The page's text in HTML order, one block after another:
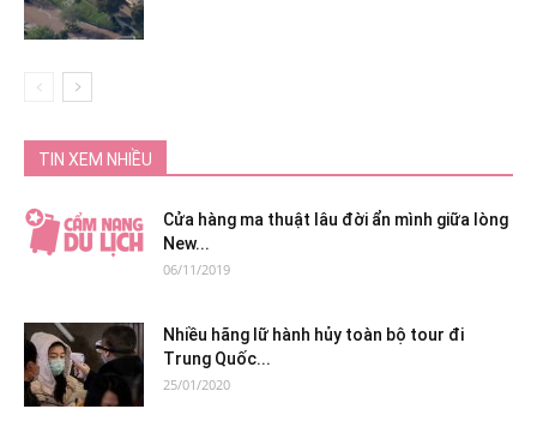
TIN XEM NHIỀU
Cửa hàng ma thuật lâu đời ẩn mình giữa lòng
New...
06/11/2019
Nhiều hãng lữ hành hủy toàn bộ tour đi
Trung Quốc...
25/01/2020